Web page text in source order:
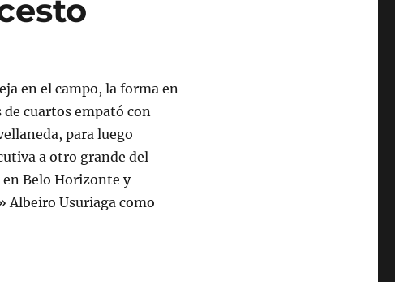
en el campo, la forma en
de cuartos empató con
para luego
a otro grande del
Belo Horizonte y
Albeiro Usuriaga como